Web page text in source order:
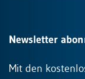
Newsletter
Mit den